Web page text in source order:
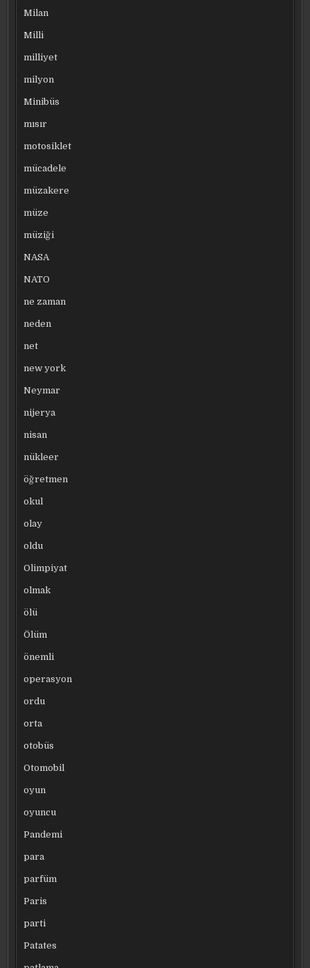
Milan
Milli
milliyet
milyon
Minibüs
mısır
motosiklet
mücadele
müzakere
müze
müziği
NASA
NATO
ne zaman
neden
net
new york
Neymar
nijerya
nisan
nükleer
öğretmen
okul
olay
oldu
Olimpiyat
olmak
ölü
Ölüm
önemli
operasyon
ordu
orta
otobüs
Otomobil
oyun
oyuncu
Pandemi
para
parfüm
Paris
parti
Patates